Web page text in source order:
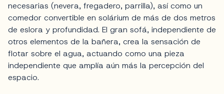
necesarias (nevera, fregadero, parrilla), así como un
comedor convertible en solárium de más de dos metros
de eslora y profundidad. El gran sofá, independiente de
otros elementos de la bañera, crea la sensación de
flotar sobre el agua, actuando como una pieza
independiente que amplía aún más la percepción del
espacio.